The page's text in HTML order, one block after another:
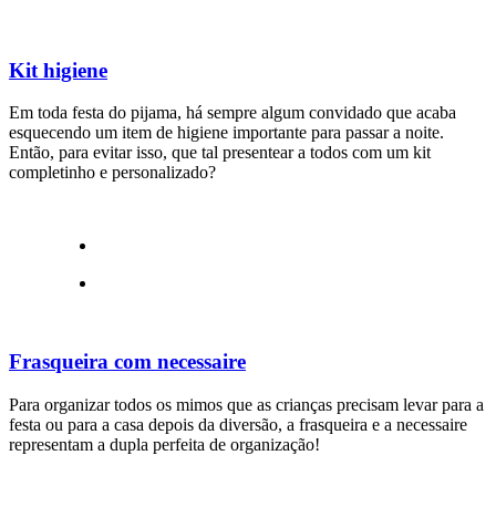
Kit higiene
Em toda festa do pijama, há sempre algum convidado que acaba
esquecendo um item de higiene importante para passar a noite.
Então, para evitar isso, que tal presentear a todos com um kit
completinho e personalizado?
Frasqueira com necessaire
Para organizar todos os mimos que as crianças precisam levar para a
festa ou para a casa depois da diversão, a frasqueira e a necessaire
representam a dupla perfeita de organização!